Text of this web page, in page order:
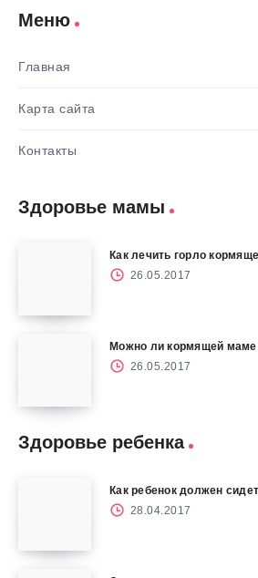
Меню
Главная
Карта сайта
Контакты
Здоровье мамы
Как лечить горло
26.05.2017
Можно ли кормящей
26.05.2017
Здоровье ребенка
Как ребенок должен
28.04.2017